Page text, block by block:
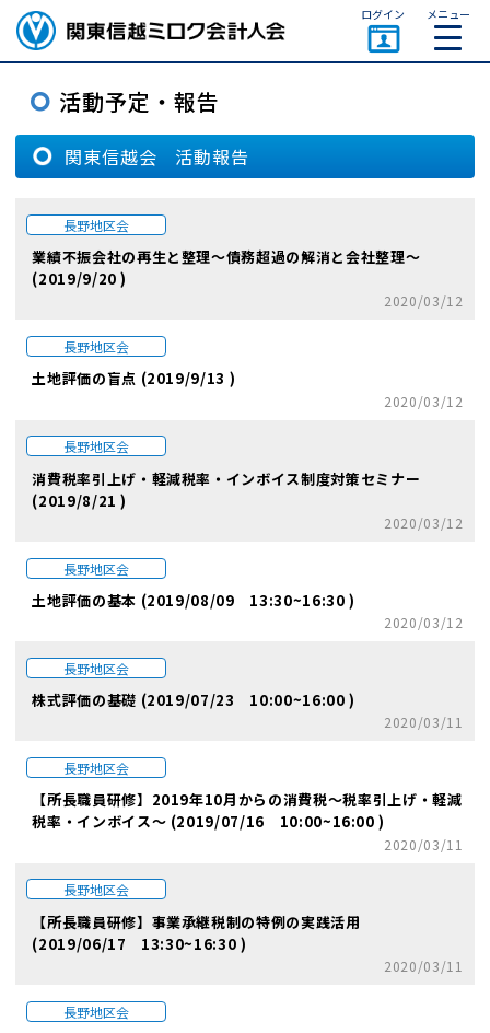
ログイン メニュー
関東信越会 活動報告
長野地区会
業績不振会社の再生と整理～債務超過の解消と会社整理～
(2019/9/20 )
2020/03/12
長野地区会
土地評価の盲点 (2019/9/13 )
2020/03/12
長野地区会
消費税率引上げ・軽減税率・インボイス制度対策セミナー
(2019/8/21 )
2020/03/12
長野地区会
土地評価の基本 (2019/08/09 13:30~16:30 )
2020/03/12
長野地区会
株式評価の基礎 (2019/07/23 10:00~16:00 )
2020/03/11
長野地区会
【所長職員研修】2019年10月からの消費税～税率引上げ・軽減
税率・インボイス～ (2019/07/16 10:00~16:00 )
2020/03/11
長野地区会
【所長職員研修】事業承継税制の特例の実践活用
(2019/06/17 13:30~16:30 )
2020/03/11
長野地区会